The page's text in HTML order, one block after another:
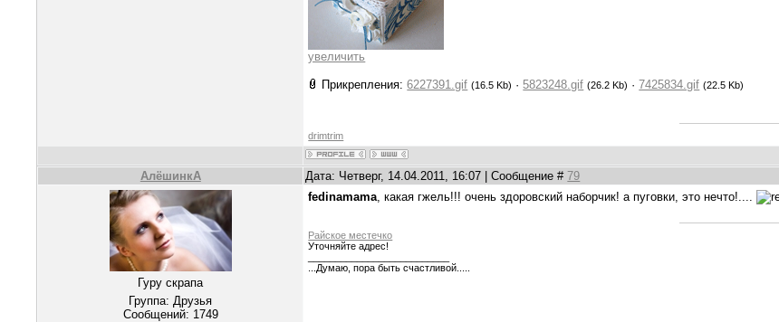
увеличить
Прикрепления:6227391.gif (16.5 Kb) ·5823248.gif (26.2 Kb) ·7425834.gif (22.5 Kb)
drimtrim
АлёшинкА Дата: Четверг, 14.04.2011, 16:07 | Сообщение #79
Гуру скрапа
Группа: Друзья
Сообщений: 1749
fedinamama, какая гжель!!! очень здоровский наборчик! а пуговки, это нечто!....
Райское местечко
Уточняйте адрес!
...Думаю, пора быть счастливой.....